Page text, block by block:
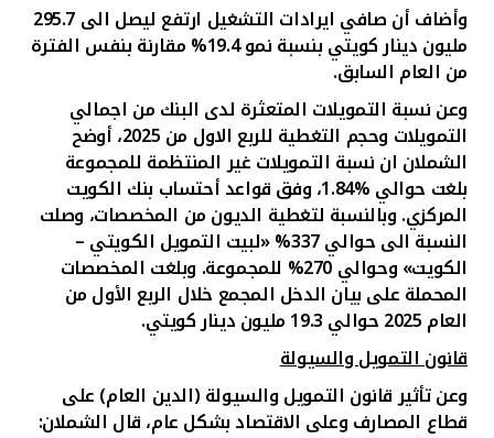
المملكة المتحدة
مملكة البحرين
وأضاف أن صافي ايرادات التشغيل ارتفع ليصل الى 295.7
مليون دينار كويتي بنسبة نمو 19.4% مقارنة بنفس الفترة
من العام السابق.
وعن نسبة التمويلات المتعثرة لدى البنك من اجمالي
التمويلات وحجم التغطية للربع الاول من 2025، أوضح
الشملان ان نسبة التمويلات غير المنتظمة للمجموعة
بلغت حوالي %1.84، وفق قواعد أحتساب بنك الكويت
المركزي. وبالنسبة لتغطية الديون من المخصصات، وصلت
النسبة الى حوالي 337% «لبيت التمويل الكويتي –
الكويت» وحوالي 270% للمجموعة . وبلغت المخصصات
المحملة على بيان الدخل المجمع خلال الربع الأول من
العام 2025 حوالي 19.3 مليون دينار كويتي.
قانون التمويل والسيولة
وعنتأثير قانون التمويل والسيولة (الدين العام) على
قطاع المصارف وعلى الاقتصاد بشكل عام، قال الشملان: